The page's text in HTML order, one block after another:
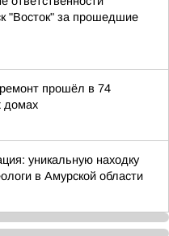
"Восток" за прошедшие
прошёл в 74
домах
уникальную находку
в Амурской области